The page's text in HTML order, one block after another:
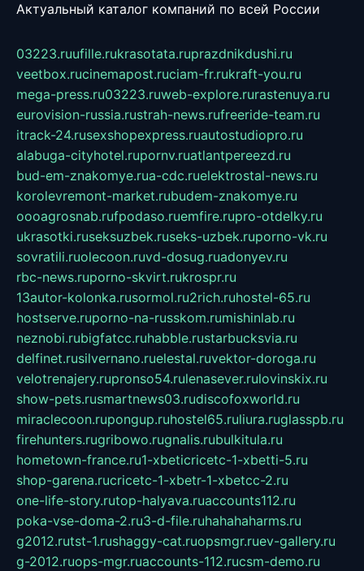
Актуальный каталог компаний по всей России
03223.ruufille.rukrasotata.ruprazdnikdushi.ru
veetbox.rucinemapost.ruciam-fr.rukraft-you.ru
mega-press.ru03223.ruweb-explore.rurastenuya.ru
eurovision-russia.rustrah-news.rufreeride-team.ru
itrack-24.rusexshopexpress.ruautostudiopro.ru
alabuga-cityhotel.rupornv.ruatlantpereezd.ru
bud-em-znakomye.rua-cdc.ruelektrostal-news.ru
korolevremont-market.rubudem-znakomye.ru
oooagrosnab.rufpodaso.ruemfire.rupro-otdelky.ru
ukrasotki.ruseksuzbek.ruseks-uzbek.ruporno-vk.ru
sovratili.ruolecoon.ruvd-dosug.ruadonyev.ru
rbc-news.ruporno-skvirt.rukrospr.ru
13autor-kolonka.rusormol.ru2rich.ruhostel-65.ru
hostserve.ruporno-na-russkom.rumishinlab.ru
neznobi.rubigfatcc.ruhabble.rustarbucksvia.ru
delfinet.rusilvernano.ruelestal.ruvektor-doroga.ru
velotrenajery.rupronso54.rulenasever.rulovinskix.ru
show-pets.rusmartnews03.rudiscofoxworld.ru
miraclecoon.rupongup.ruhostel65.ruliura.ruglasspb.ru
firehunters.rugribowo.rugnalis.rubulkitula.ru
hometown-france.ru1-xbeticricetc-1-xbetti-5.ru
shop-garena.rucricetc-1-xbetr-1-xbetcc-2.ru
one-life-story.rutop-halyava.ruaccounts112.ru
poka-vse-doma-2.ru3-d-file.ruhahahaharms.ru
g2012.rutst-1.rushaggy-cat.ruopsmgr.ruev-gallery.ru
g-2012.ruops-mgr.ruaccounts-112.rucsm-demo.ru